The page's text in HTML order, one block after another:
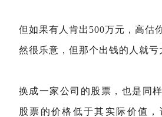
但如果有人肯出500万元，高估
然很乐意，但那个出钱的人就亏
换成一家公司的股票，也是同
股票的价格低于其实际价值